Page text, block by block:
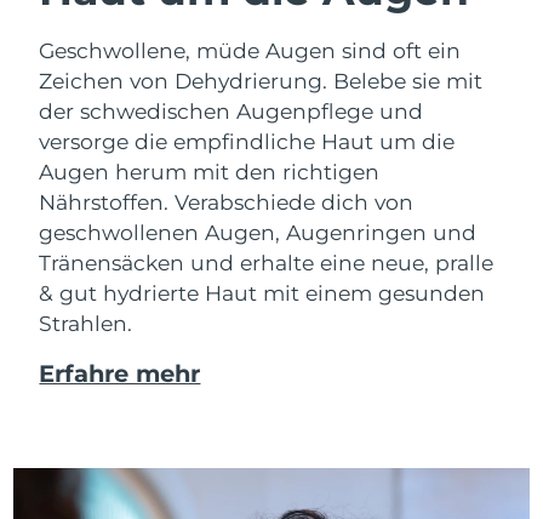
Geschwollene, müde Augen sind oft ein
Zeichen von Dehydrierung. Belebe sie mit
der schwedischen Augenpflege und
versorge die empfindliche Haut um die
Augen herum mit den richtigen
Nährstoffen. Verabschiede dich von
geschwollenen Augen, Augenringen und
Tränensäcken und erhalte eine neue, pralle
& gut hydrierte Haut mit einem gesunden
Strahlen.
Erfahre mehr